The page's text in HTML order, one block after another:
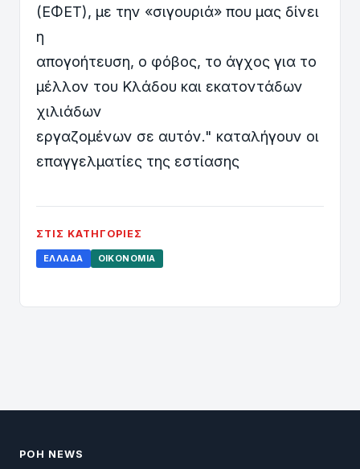
(ΕΦΕΤ), με την «σιγουριά» που μας δίνει
η
απογοήτευση, ο φόβος, το άγχος για το
μέλλον του Κλάδου και εκατοντάδων
χιλιάδων
εργαζομένων σε αυτόν." καταλήγουν οι
επαγγελματίες της εστίασης
ΣΤΙΣ ΚΑΤΗΓΟΡΊΕΣ
ΕΛΛΆΔΑ ΟΙΚΟΝΟΜΊΑ
ΡΟΗ NEWS